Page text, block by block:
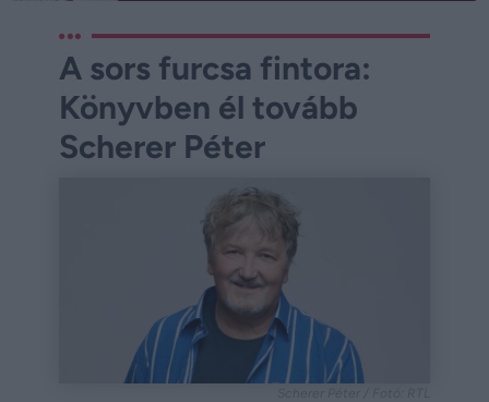
A sors furcsa fintora:
Könyvben él tovább
Scherer Péter